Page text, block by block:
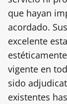
que hayan
acordado.
excelente
vigente en
sido
existentes